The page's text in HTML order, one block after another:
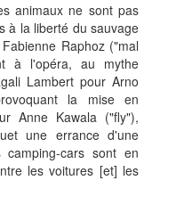
animaux ne sont pas
à la liberté du sauvage
Raphoz ("mal
à l'opéra, au mythe
Lambert pour Arno
la mise en
Anne Kawala ("fly"),
une errance d'une
cars sont en
les voitures [et] les